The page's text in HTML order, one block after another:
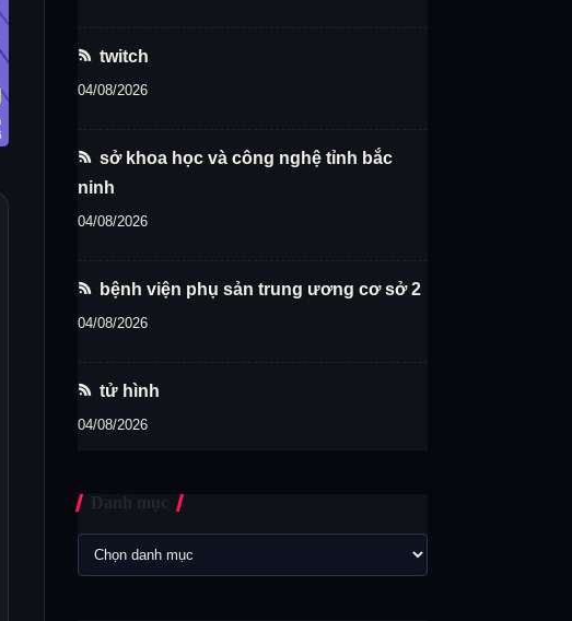
twitch
04/08/2026
sở khoa học và công nghệ tỉnh bắc
ninh
04/08/2026
bệnh viện phụ sản trung ương cơ sở 2
04/08/2026
tử hình
04/08/2026
Danh mục